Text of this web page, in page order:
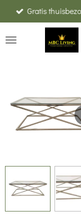
direct
naar
Gratis